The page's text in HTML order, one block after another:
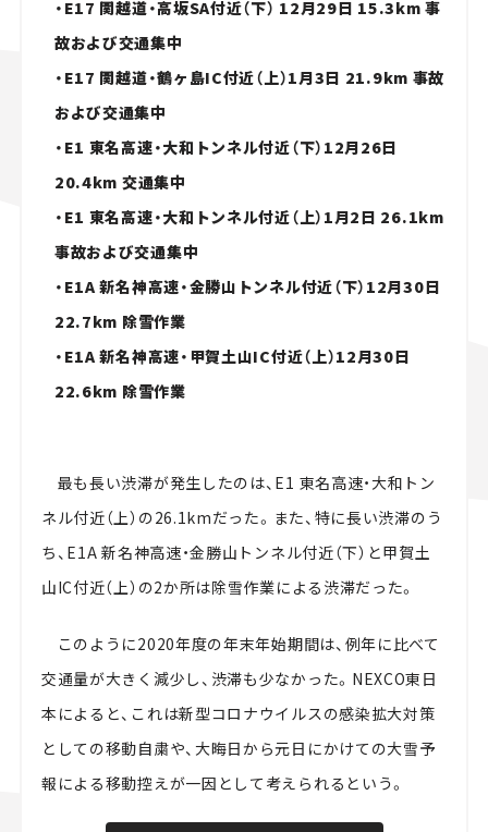
・E17 関越道・高坂SA付近（下） 12月29日 15.3km 事
故および交通集中
・E17 関越道・鶴ヶ島IC付近（上）1月3日 21.9km 事故
および交通集中
・E1 東名高速・大和トンネル付近（下）12月26日
20.4km 交通集中
・E1 東名高速・大和トンネル付近（上）1月2日 26.1km
事故および交通集中
・E1A 新名神高速・金勝山トンネル付近（下）12月30日
22.7km 除雪作業
・E1A 新名神高速・甲賀土山IC付近（上）12月30日
22.6km 除雪作業
最も長い渋滞が発生したのは、E1 東名高速・大和トン
ネル付近（上）の26.1kmだった。また、特に長い渋滞のう
ち、E1A 新名神高速・金勝山トンネル付近（下）と甲賀土
山IC付近（上）の2か所は除雪作業による渋滞だった。
このように2020年度の年末年始期間は、例年に比べて
交通量が大きく減少し、渋滞も少なかった。NEXCO東日
本によると、これは新型コロナウイルスの感染拡大対策
としての移動自粛や、大晦日から元日にかけての大雪予
報による移動控えが一因として考えられるという。